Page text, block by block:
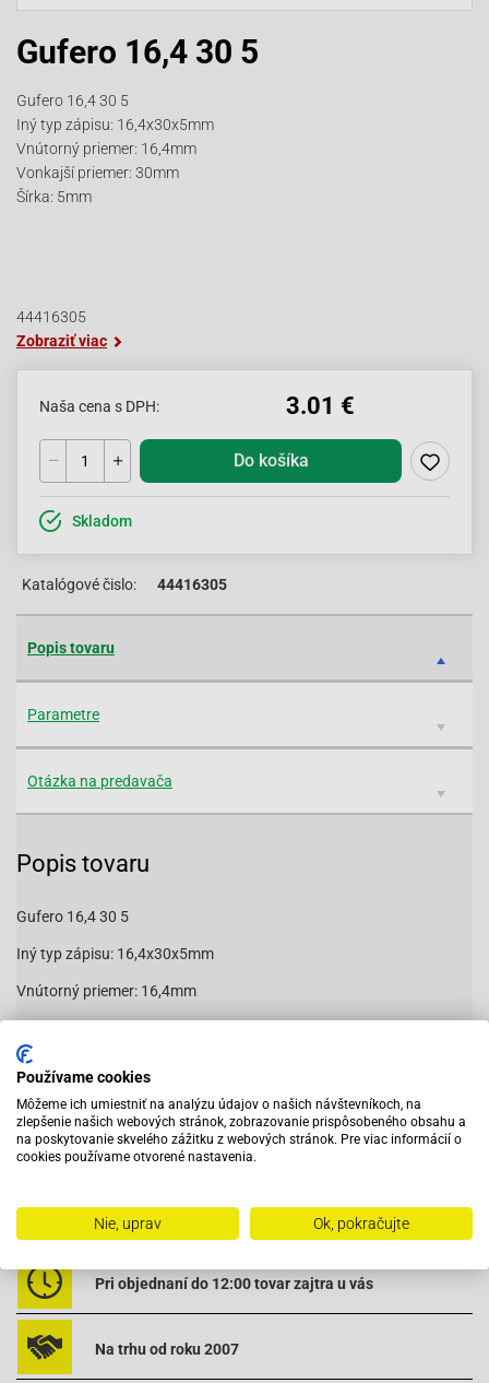
Gufero 16,4 30 5
Gufero 16,4 30 5
Iný typ zápisu: 16,4x30x5mm
Vnútorný priemer: 16,4mm
Vonkajší priemer: 30mm
Šírka: 5mm
44416305
Zobraziť viac
Naša cena s DPH: 3.01 €
Do košíka
Skladom
Katalógové čislo: 44416305
Popis tovaru
Parametre
Otázka na predavača
Popis tovaru
Gufero 16,4 30 5
Iný typ zápisu: 16,4x30x5mm
Vnútorný priemer: 16,4mm
Šírka: 5mm
44416305
Vybavený servis s odborným vyškoleným personálom
Pri objednaní do 12:00 tovar zajtra u vás
Na trhu od roku 2007
Používame cookies
Môžeme ich umiestniť na analýzu údajov o našich návštevníkoch, na
zlepšenie našich webových stránok, zobrazovanie prispôsobeného obsahu a
na poskytovanie skvelého zážitku z webových stránok. Pre viac informácií o
cookies používame otvorené nastavenia.
Nie, uprav Ok, pokračujte